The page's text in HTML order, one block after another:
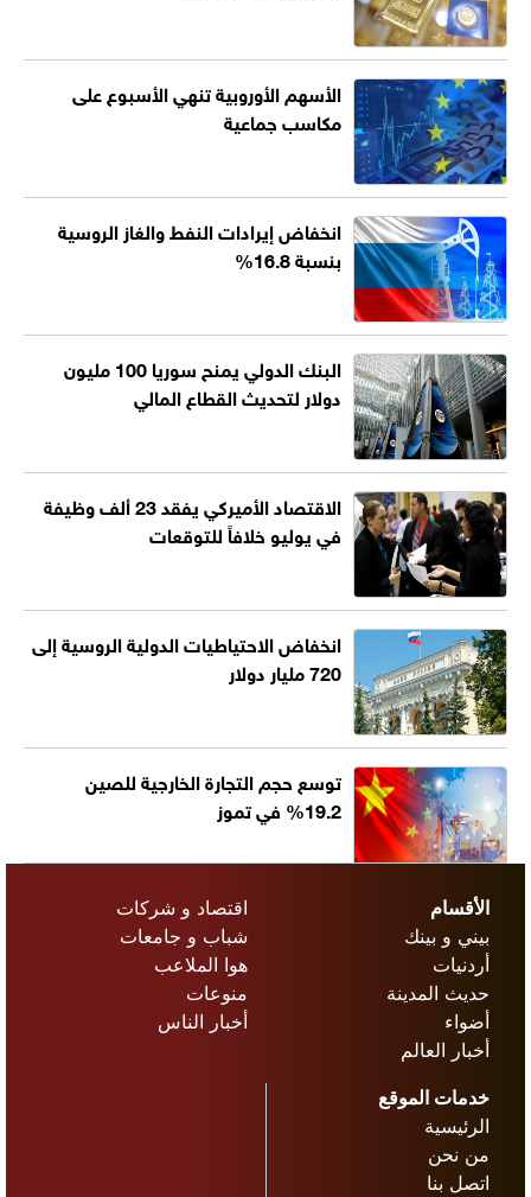
الأسهم الأوروبية تنهي الأسبوع على
مكاسب جماعية
انخفاض إيرادات النفط والغاز الروسية
بنسبة 16.8%
البنك الدولي يمنح سوريا 100 مليون
دولار لتحديث القطاع المالي
الاقتصاد الأميركي يفقد 23 ألف وظيفة
في يوليو خلافاً للتوقعات
انخفاض الاحتياطيات الدولية الروسية إلى
720 مليار دولار
توسع حجم التجارة الخارجية للصين
19.2% في تموز
الأقسام
بيني و بينك
أردنيات
حديث المدينة
أضواء
أخبار العالم
اقتصاد و شركات
شباب و جامعات
هوا الملاعب
منوعات
أخبار الناس
خدمات الموقع
الرئيسية
من نحن
اتصل بنا